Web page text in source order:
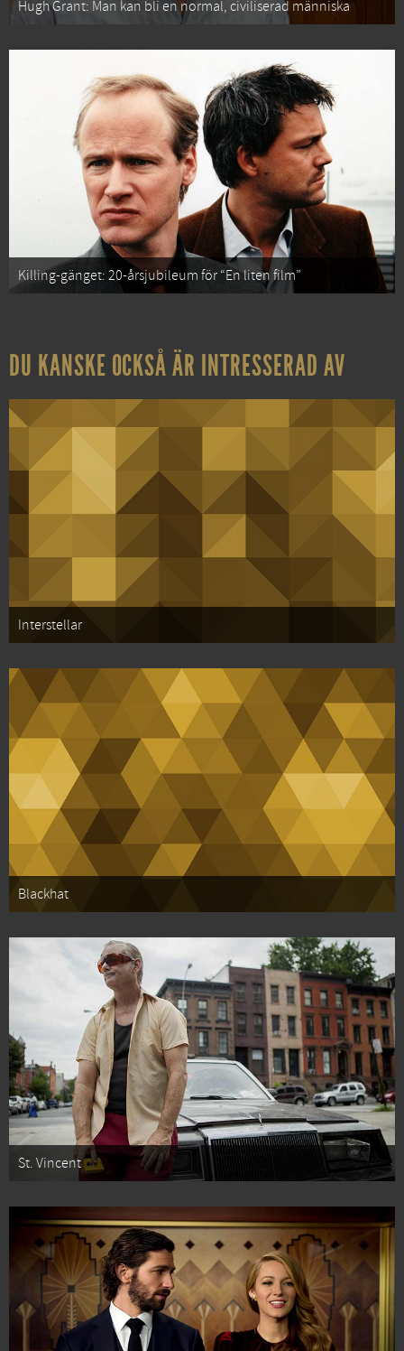
Hugh Grant: Man kan bli en normal, civiliserad människa
Killing-gänget: 20-årsjubileum för “En liten film”
DU KANSKE OCKSÅ ÄR INTRESSERAD AV
Interstellar
Blackhat
St. Vincent